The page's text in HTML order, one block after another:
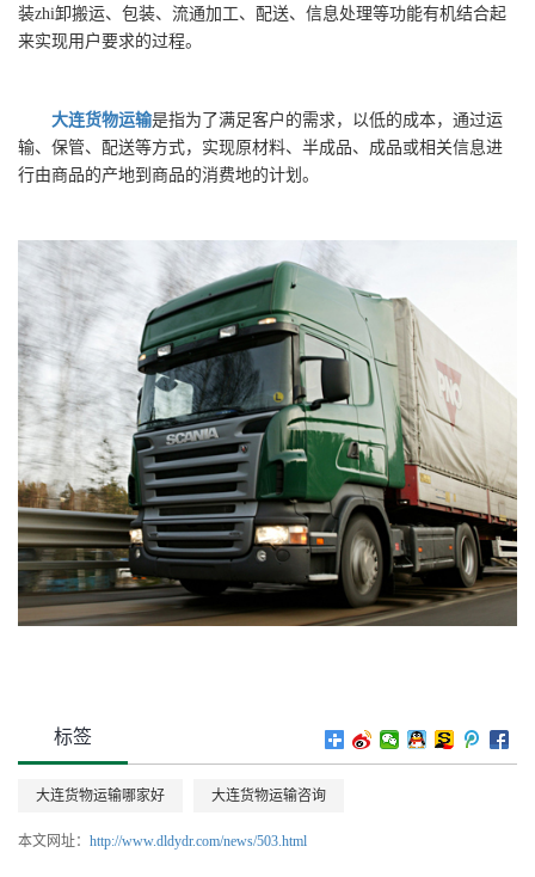
装zhi卸搬运、包装、流通加工、配送、信息处理等功能有机结合起
来实现用户要求的过程。
大连货物运输是指为了满足客户的需求，以低的成本，通过运
输、保管、配送等方式，实现原材料、半成品、成品或相关信息进
行由商品的产地到商品的消费地的计划。
标签
大连货物运输哪家好 大连货物运输咨询
本文网址： http://www.dldydr.com/news/503.html